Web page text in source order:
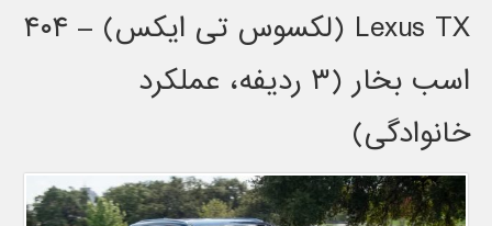
Lexus TX (لکسوس تی ایکس) – ۴۰۴
اسب بخار (۳ ردیفه، عملکرد
خانوادگی)